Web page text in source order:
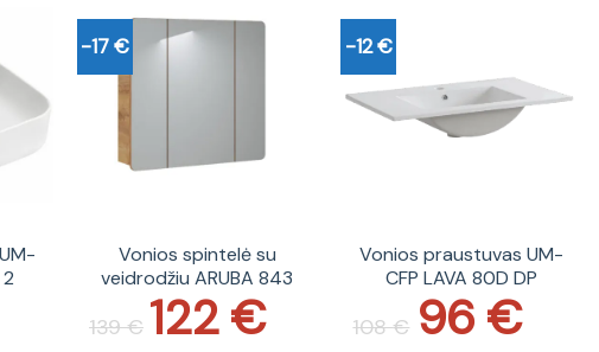
-17 €
Vonios spintelė su
veidrodžiu ARUBA 843
139€
Original
price
was: 122€
Current
price
is:
-12 €
Vonios praustuvas UM-
CFP LAVA 80D DP
108€
price
was: 96 €
price
is: